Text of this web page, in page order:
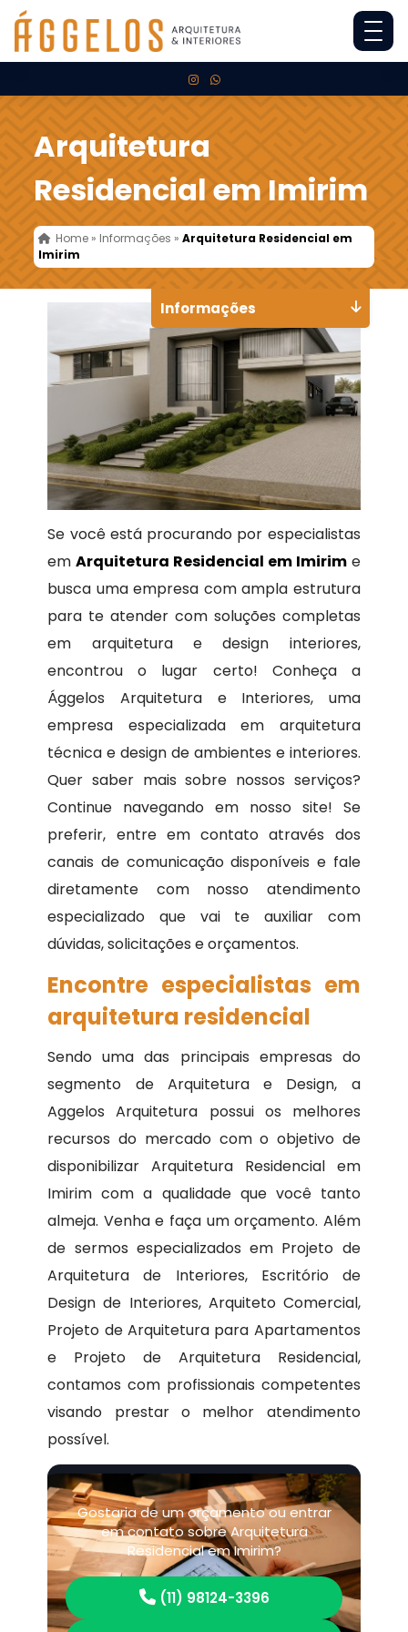
Arquitetura
Residencial em Imirim
Home » Informações »Arquitetura Residencial em
Imirim
Se você está procurando por especialistas
emArquitetura Residencial em Imirime
busca uma empresa com ampla estrutura
para te atender com soluções completas
em arquitetura e design interiores,
encontrou o lugar certo! Conheça a
Ággelos Arquitetura e Interiores, uma
empresa especializada em arquitetura
técnica e design de ambientes e interiores.
Quer saber mais sobre nossos serviços?
Continue navegando em nosso site! Se
preferir, entre em contato através dos
canais de comunicação disponíveis e fale
diretamente com nosso atendimento
especializado que vai te auxiliar com
dúvidas, solicitações e orçamentos.
Encontre especialistas em
arquitetura residencial
Sendo uma das principais empresas do
segmento de Arquitetura e Design, a
Aggelos Arquitetura possui os melhores
recursos do mercado com o objetivo de
disponibilizar Arquitetura Residencial em
Imirim com a qualidade que você tanto
almeja. Venha e faça um orçamento. Além
de sermos especializados em Projeto de
Arquitetura de Interiores, Escritório de
Design de Interiores, Arquiteto Comercial,
Projeto de Arquitetura para Apartamentos
e Projeto de Arquitetura Residencial,
contamos com profissionais competentes
visando prestar o melhor atendimento
possível.
Gostaria de um orçamento ou entrar
em contato sobre Arquitetura
Residencial em Imirim?
(11) 98124-3396
Informações